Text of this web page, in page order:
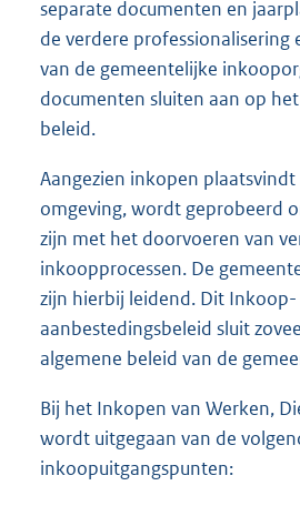
separate documenten en
de verdere
van de gemeentelijke
documenten sluiten aan op
beleid.
Aangezien inkopen
omgeving, wordt geprobeerd
zijn met het doorvoeren van
inkoopprocessen. De
zijn hierbij leidend. Dit Inkoop-
aanbestedingsbeleid sluit
algemene beleid van de
Bij het Inkopen van Werken,
wordt uitgegaan van de
inkoopuitgangspunten: